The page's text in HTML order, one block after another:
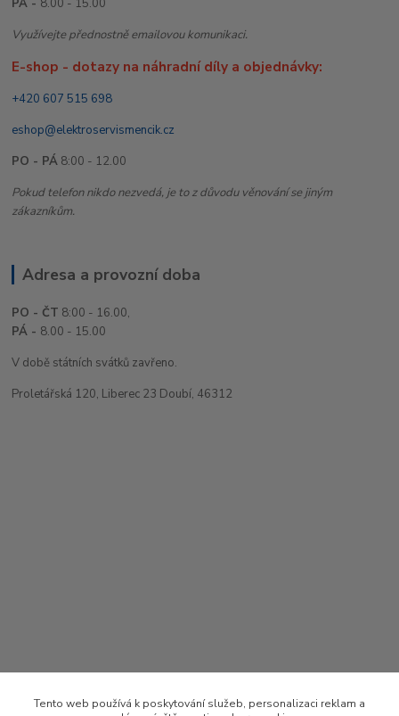
PÁ - 8.00 - 15.00
Využívejte přednostně emailovou komunikaci.
E-shop - dotazy na náhradní díly a objednávky:
+420 607 515 698
eshop@elektroservismencik.cz
PO - PÁ 8:00 - 12.00
Pokud telefon nikdo nezvedá, je to z důvodu věnování se jiným
zákazníkům.
Adresa a provozní doba
PO - ČT 8:00 - 16.00,
PÁ - 8.00 - 15.00
V době státních svátků zavřeno.
Proletářská 120, Liberec 23 Doubí, 46312
Tento web používá k poskytování služeb, personalizaci reklam a